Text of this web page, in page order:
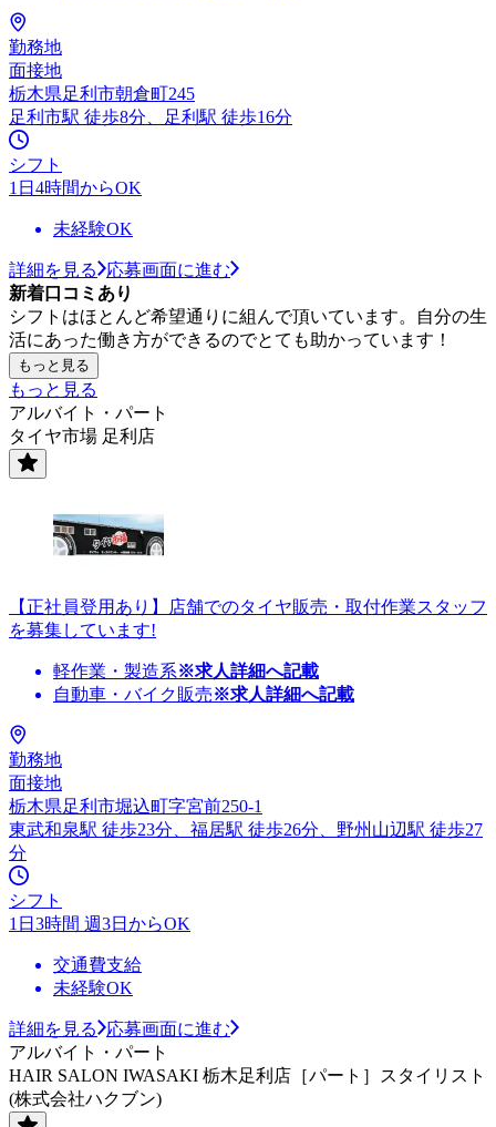
勤務地
面接地
栃木県足利市朝倉町245
足利市駅 徒歩8分、足利駅 徒歩16分
シフト
1日4時間からOK
未経験OK
詳細を見る
応募画面に進む
新着口コミあり
シフトはほとんど希望通りに組んで頂いています。自分の生
活にあった働き方ができるのでとても助かっています！
もっと見る
もっと見る
アルバイト・パート
タイヤ市場 足利店
【正社員登用あり】店舗でのタイヤ販売・取付作業スタッフ
を募集しています!
軽作業・製造系※求人詳細へ記載
自動車・バイク販売※求人詳細へ記載
勤務地
面接地
栃木県足利市堀込町字宮前250-1
東武和泉駅 徒歩23分、福居駅 徒歩26分、野州山辺駅 徒歩27
分
シフト
1日3時間 週3日からOK
交通費支給
未経験OK
詳細を見る
応募画面に進む
アルバイト・パート
HAIR SALON IWASAKI 栃木足利店［パート］スタイリスト
(株式会社ハクブン)